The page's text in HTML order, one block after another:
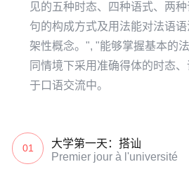
见的五种时态、四种语式、两
句的构成方式及用法能对法语
架性概念。", "能够掌握基本的
同情境下采用准确得体的时态
于口语交流中。
01
大学第一天：搭讪
Premier jour à l'université